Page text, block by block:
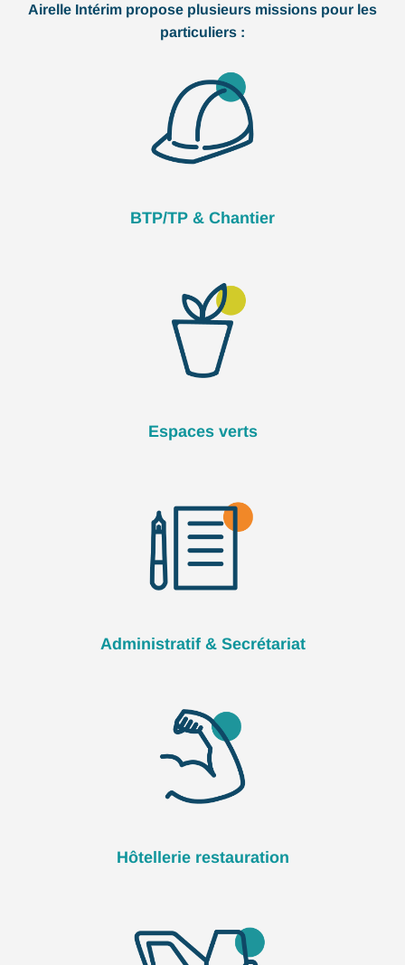
Airelle Intérim propose plusieurs missions pour les
particuliers :
BTP/TP & Chantier
Espaces verts
Administratif & Secrétariat
Hôtellerie restauration